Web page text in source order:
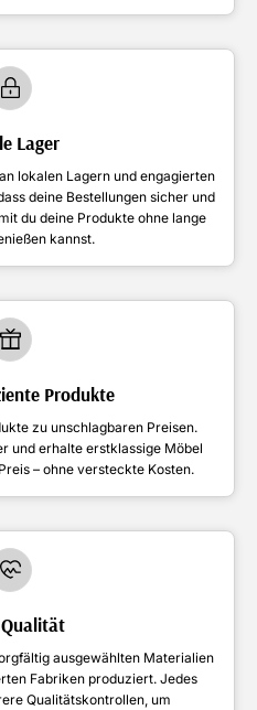
Lager
lokalen Lagern und engagierten
deine Bestellungen sicher und
du deine Produkte ohne lange
kannst.
Produkte
zu unschlagbaren Preisen.
und erhalte erstklassige Möbel
– ohne versteckte Kosten.
ausgewählten Materialien
Fabriken produziert. Jedes
Qualitätskontrollen, um